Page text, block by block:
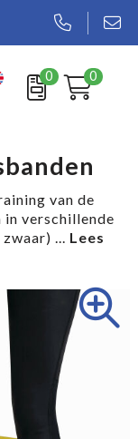
0 0
van de
in verschillende
...